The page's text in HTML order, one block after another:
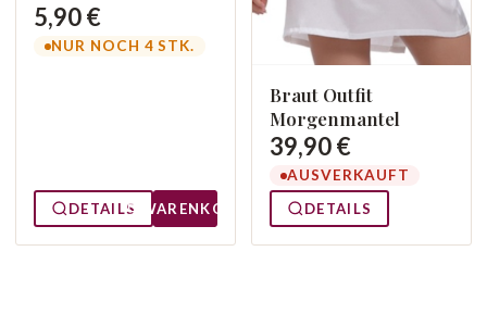
5,90 €
NUR NOCH 4 STK.
DETAILS WARENKORB
Braut Outfit
Morgenmantel
39,90 €
AUSVERKAUFT
DETAILS